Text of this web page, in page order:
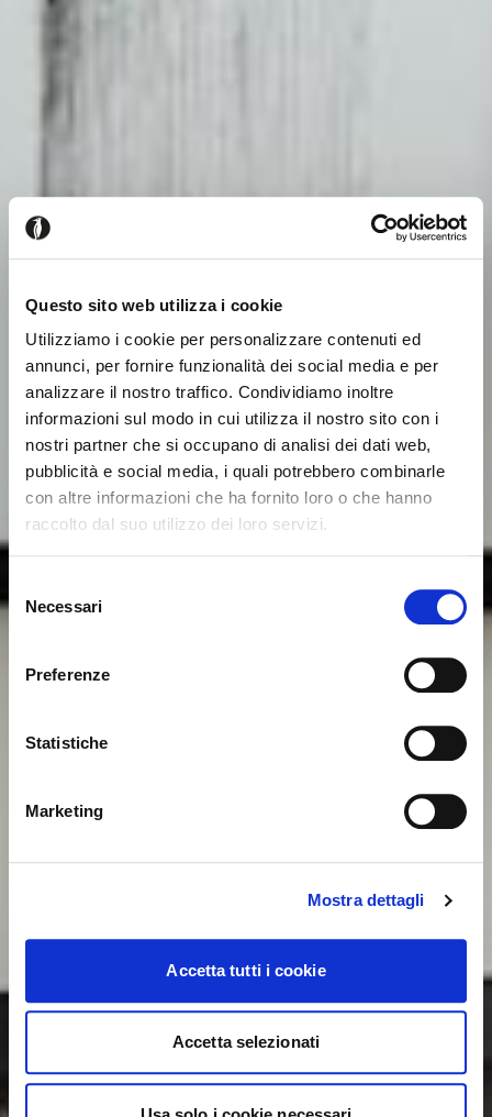
Questo sito web utilizza i cookie
Utilizziamo i cookie per personalizzare contenuti ed
annunci, per fornire funzionalità dei social media e per
analizzare il nostro traffico. Condividiamo inoltre
informazioni sul modo in cui utilizza il nostro sito con i
nostri partner che si occupano di analisi dei dati web,
pubblicità e social media, i quali potrebbero combinarle
con altre informazioni che ha fornito loro o che hanno
raccolto dal suo utilizzo dei loro servizi.
delNecessari
Preferenze
Statistiche
Marketing
Mostra dettagli
Accetta tutti i cookie
Accetta selezionati
depuis un autre pays
Vous consultez actuellement le site Calligaris pour
France. Souhaitez-vous passer au site en États-Unis ?
Erreur de Connexion Fermer
pas que le mot de passe est sensible à la casse.